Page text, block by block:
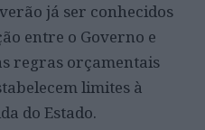
já ser conhecidos
entre o Governo e
regras orçamentais
limites à
do Estado.